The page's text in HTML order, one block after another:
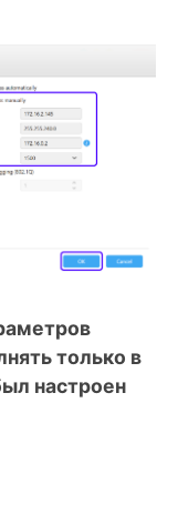
только в
настроен